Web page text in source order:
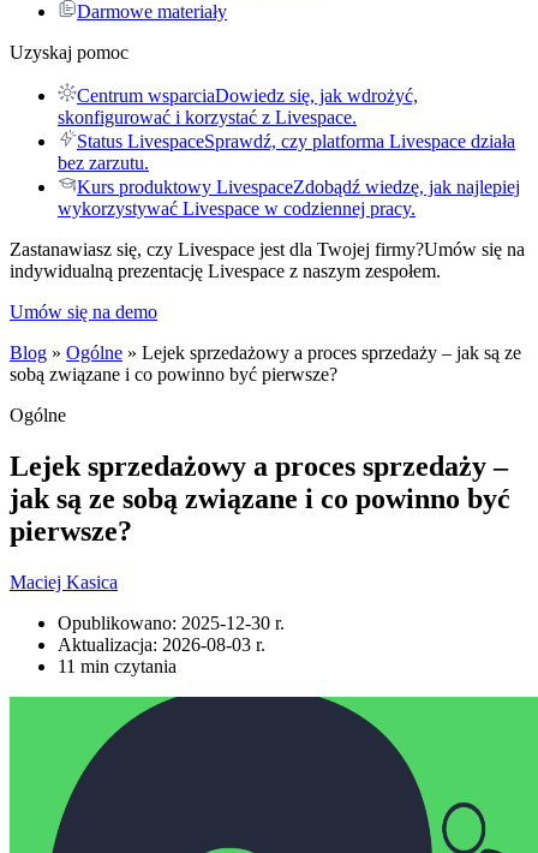
Darmowe materiały
Uzyskaj pomoc
Centrum wsparciaDowiedz się, jak wdrożyć,
skonfigurować i korzystać z Livespace.
Status LivespaceSprawdź, czy platforma Livespace działa
bez zarzutu.
Kurs produktowy LivespaceZdobądź wiedzę, jak najlepiej
wykorzystywać Livespace w codziennej pracy.
Zastanawiasz się, czy Livespace jest dla Twojej firmy?Umów się na
indywidualną prezentację Livespace z naszym zespołem.
Umów się na demo
Blog » Ogólne » Lejek sprzedażowy a proces sprzedaży – jak są ze
sobą związane i co powinno być pierwsze?
Ogólne
Lejek sprzedażowy a proces sprzedaży –
jak są ze sobą związane i co powinno być
pierwsze?
Maciej Kasica
Opublikowano: 2025-12-30 r.
Aktualizacja: 2026-08-03 r.
11 min czytania